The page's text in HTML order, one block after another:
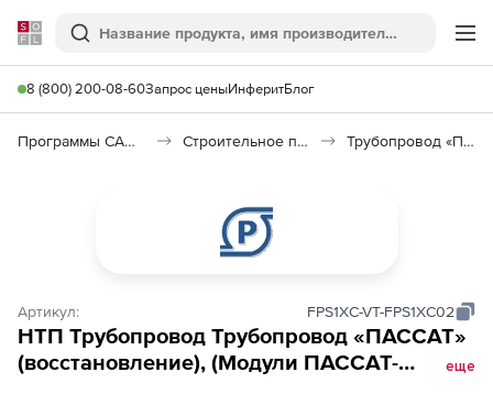
Softline
Поиск
8 (800) 200-08-60Запрос ценыИнферитБлог
Программы САПР и ГИС Строительное программное обеспечение Трубопровод «ПАССАТ»
Артикул: FPS1XC-VT-FPS1XC02
НТП Трубопровод Трубопровод «ПАССАТ»
(восстановление), (Модули ПАССАТ-
еще